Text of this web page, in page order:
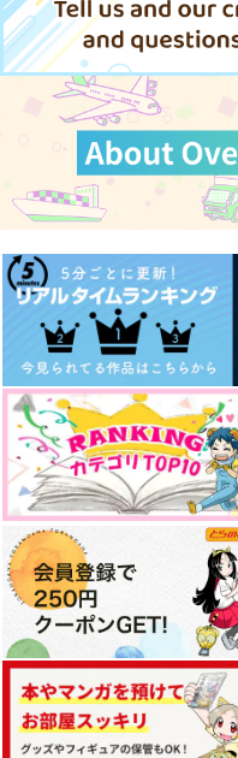
サンプル
作品詳細
おれの初恋が黒髪メガ
ネの男メイドだった件
について
天井の蜘蛛といりこ
472円（税込）
空閑遊真×三雲修
サンプル
作品詳細
倫理
472円
空閑
空閑遊真×三雲修
サンプル
カート
ワー
空閑
Dinner Time on the
Paretto
倫理部
専売 472
ワールドトリガー
空閑遊真×三雲修
サンプル
カート